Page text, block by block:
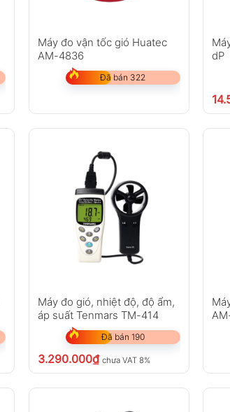
Máy đo vận tốc gió Huatec
AM-4836
Đã bán 322
dP
Máy đo gió, nhiệt độ, độ ẩm,
áp suất Tenmars TM-414
Đã bán 190
3.290.000₫ chưa VAT 8%